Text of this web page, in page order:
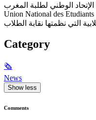
الإتحاد الوطني لطلبة المغرب
Union National des
التي نظمتها نقابة الطلاب
Category
🗞
News
Show less
Comments